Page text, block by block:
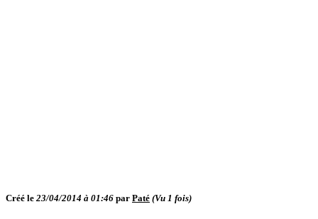
Créé le 23/04/2014 à 01:46 par Paté (Vu 1 fois)